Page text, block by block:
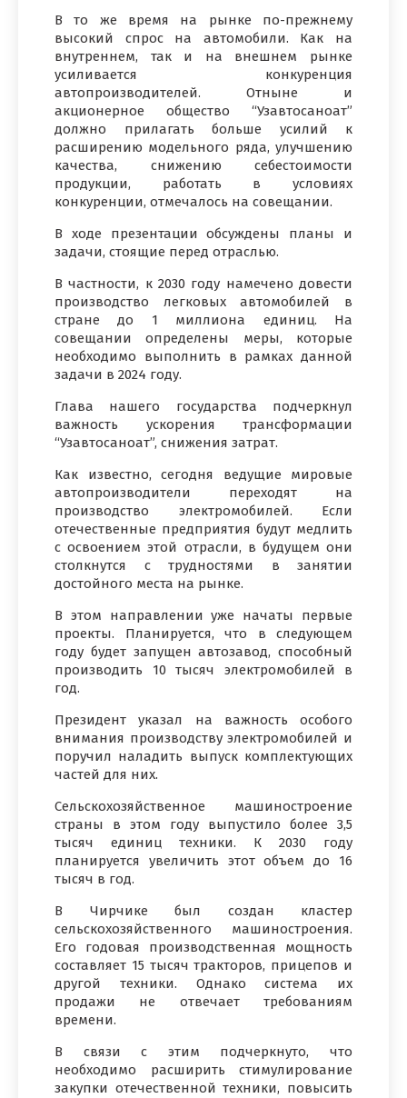
В то же время на рынке по-прежнему
высокий спрос на автомобили. Как на
внутреннем, так и на внешнем рынке
усиливается конкуренция
автопроизводителей. Отныне и
акционерное общество “Узавтосаноат”
должно прилагать больше усилий к
расширению модельного ряда, улучшению
качества, снижению себестоимости
продукции, работать в условиях
конкуренции, отмечалось на совещании.
В ходе презентации обсуждены планы и
задачи, стоящие перед отраслью.
В частности, к 2030 году намечено довести
производство легковых автомобилей в
стране до 1 миллиона единиц. На
совещании определены меры, которые
необходимо выполнить в рамках данной
задачи в 2024 году.
Глава нашего государства подчеркнул
важность ускорения трансформации
“Узавтосаноат”, снижения затрат.
Как известно, сегодня ведущие мировые
автопроизводители переходят на
производство электромобилей. Если
отечественные предприятия будут медлить
с освоением этой отрасли, в будущем они
столкнутся с трудностями в занятии
достойного места на рынке.
В этом направлении уже начаты первые
проекты. Планируется, что в следующем
году будет запущен автозавод, способный
производить 10 тысяч электромобилей в
год.
Президент указал на важность особого
внимания производству электромобилей и
поручил наладить выпуск комплектующих
частей для них.
Сельскохозяйственное машиностроение
страны в этом году выпустило более 3,5
тысяч единиц техники. К 2030 году
планируется увеличить этот объем до 16
тысяч в год.
В Чирчике был создан кластер
сельскохозяйственного машиностроения.
Его годовая производственная мощность
составляет 15 тысяч тракторов, прицепов и
другой техники. Однако система их
продажи не отвечает требованиям
времени.
В связи с этим подчеркнуто, что
необходимо расширить стимулирование
закупки отечественной техники, повысить